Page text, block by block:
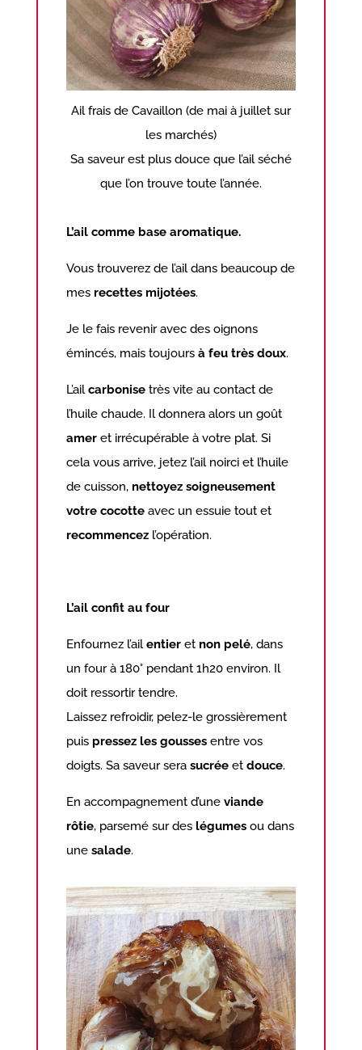
Ail frais de Cavaillon (de mai à juillet sur
les marchés)
Sa saveur est plus douce que l’ail séché
que l’on trouve toute l’année.
L’ail comme base aromatique.
Vous trouverez de l’ail dans beaucoup de
mes recettes mijotées.
Je le fais revenir avec des oignons
émincés, mais toujoursà feu très doux.
L’ailcarbonise très vite au contact de
l’huile chaude. Il donnera alors un goût
amer et irrécupérable à votre plat. Si
cela vous arrive, jetez l’ail noirci et l’huile
de cuisson, nettoyez soigneusement
votre cocotte avec un essuie tout et
recommencez l’opération.
L’ail confit au four
Enfournez l’ailentier et non pelé, dans
un four à 180° pendant 1h20 environ. Il
doit ressortir tendre.
Laissez refroidir, pelez-le grossièrement
puis pressez les gousses entre vos
doigts. Sa saveur serasucrée etdouce.
En accompagnement d’uneviande
rôtie, parsemé sur deslégumes ou dans
unesalade.